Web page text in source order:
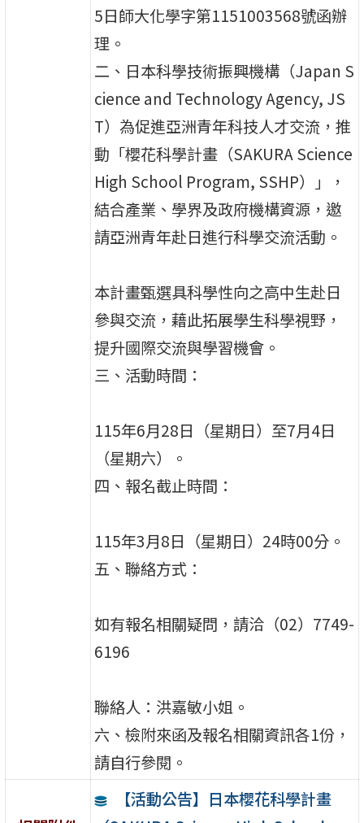
5日師大化學字第1151003568號函辦
理。
二、日本科學技術振興機構（Japan S
cience and Technology Agency, JS
T）為促進亞洲青年科技人才交流，推
動「櫻花科學計畫（SAKURA Science
High School Program, SSHP）」，
結合產業、學界及政府機構資源，邀
請亞洲青年赴日進行科學交流活動。
本計畫甄選具科學性向之高中生赴日
參與交流，藉此拓展學生科學視野，
提升國際交流與學習機會。
三、活動時間：
115年6月28日（星期日）至7月4日
（星期六）。
四、報名截止時間：
115年3月8日（星期日）24時00分。
五、聯絡方式：
如有報名相關疑問，請洽（02）7749-
6196
聯絡人：洪嘉敏小姐。
六、檢附來函及報名相關資訊各1份，
請自行參閱。
【活動公告】日本櫻花科學計畫